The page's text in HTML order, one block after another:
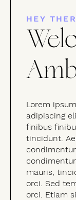
HEY
Lorem
adipiscing
finibus
tincidunt.
mauris,
orci. Sed
orci. Etiam